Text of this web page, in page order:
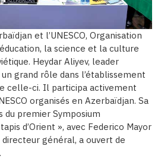
et l’UNESCO, Organisation
la science et la culture
Heydar Aliyev, leader
grand rôle dans l’établissement
celle-ci. Il participa activement
organisés en Azerbaïdjan. Sa
premier Symposium
d’Orient », avec Federico Mayor
général, a ouvert de